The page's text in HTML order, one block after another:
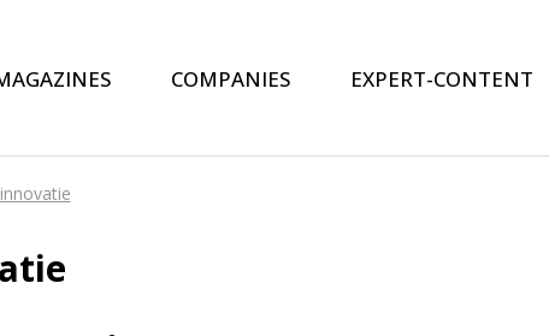
COMPANIES EXPERT-CONTENT